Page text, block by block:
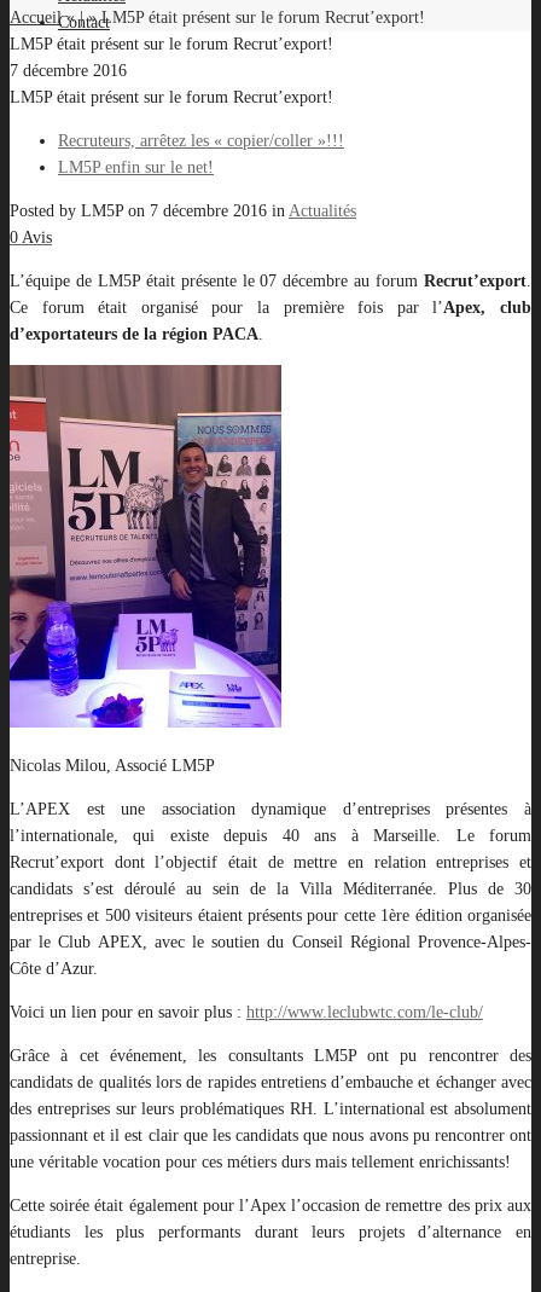
Contact
Accueil« | »LM5P était présent sur le forum Recrut’export!
LM5P était présent sur le forum Recrut’export!
7 décembre 2016
LM5P était présent sur le forum Recrut’export!
Recruteurs, arrêtez les « copier/coller »!!!
LM5P enfin sur le net!
Posted by LM5Pon 7 décembre 2016 in Actualités
0 Avis
L’équipe de LM5P était présente le 07 décembre au forum Recrut’export.
Ce forum était organisé pour la première fois par l’Apex, club
d’exportateurs de la région PACA.
Nicolas Milou, Associé LM5P
L’APEX est une association dynamique d’entreprises présentes à
l’internationale, qui existe depuis 40 ans à Marseille. Le forum
Recrut’export dont l’objectif était de mettre en relation entreprises et
candidats s’est déroulé au sein de la Villa Méditerranée. Plus de 30
entreprises et 500 visiteurs étaient présents pour cette 1ère édition organisée
par le Club APEX, avec le soutien du Conseil Régional Provence-Alpes-
Côte d’Azur.
Voici un lien pour en savoir plus : http://www.leclubwtc.com/le-club/
Grâce à cet événement, les consultants LM5P ont pu rencontrer des
candidats de qualités lors de rapides entretiens d’embauche et échanger avec
des entreprises sur leurs problématiques RH. L’international est absolument
passionnant et il est clair que les candidats que nous avons pu rencontrer ont
une véritable vocation pour ces métiers durs mais tellement enrichissants!
Cette soirée était également pour l’Apex l’occasion de remettre des prix aux
étudiants les plus performants durant leurs projets d’alternance en
entreprise.